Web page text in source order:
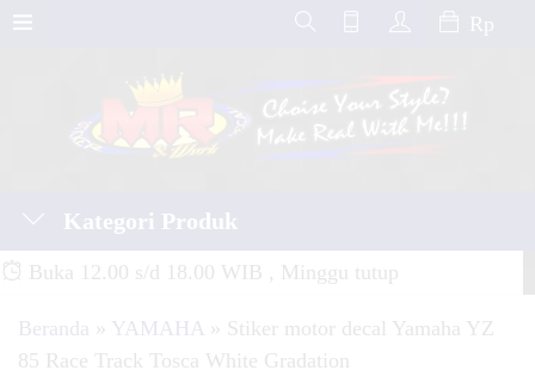
Rp
Kategori Produk
Buka 12.00 s/d 18.00 WIB , Minggu tutup
Beranda » YAMAHA » Stiker motor decal Yamaha YZ
85 Race Track Tosca White Gradation